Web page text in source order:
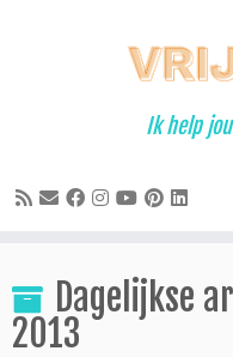
Ik help
Dagelijkse
2013